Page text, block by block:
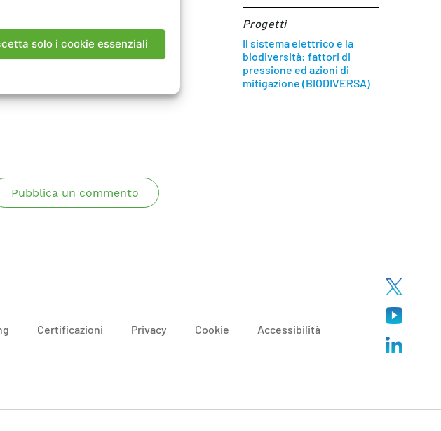
solo i cookie essenziali
Progetti
Il sistema elettrico e la
biodiversità: fattori di
pressione ed azioni di
mitigazione (BIODIVERSA)
Pubblica un commento
Certificazioni Privacy Cookie Accessibilità